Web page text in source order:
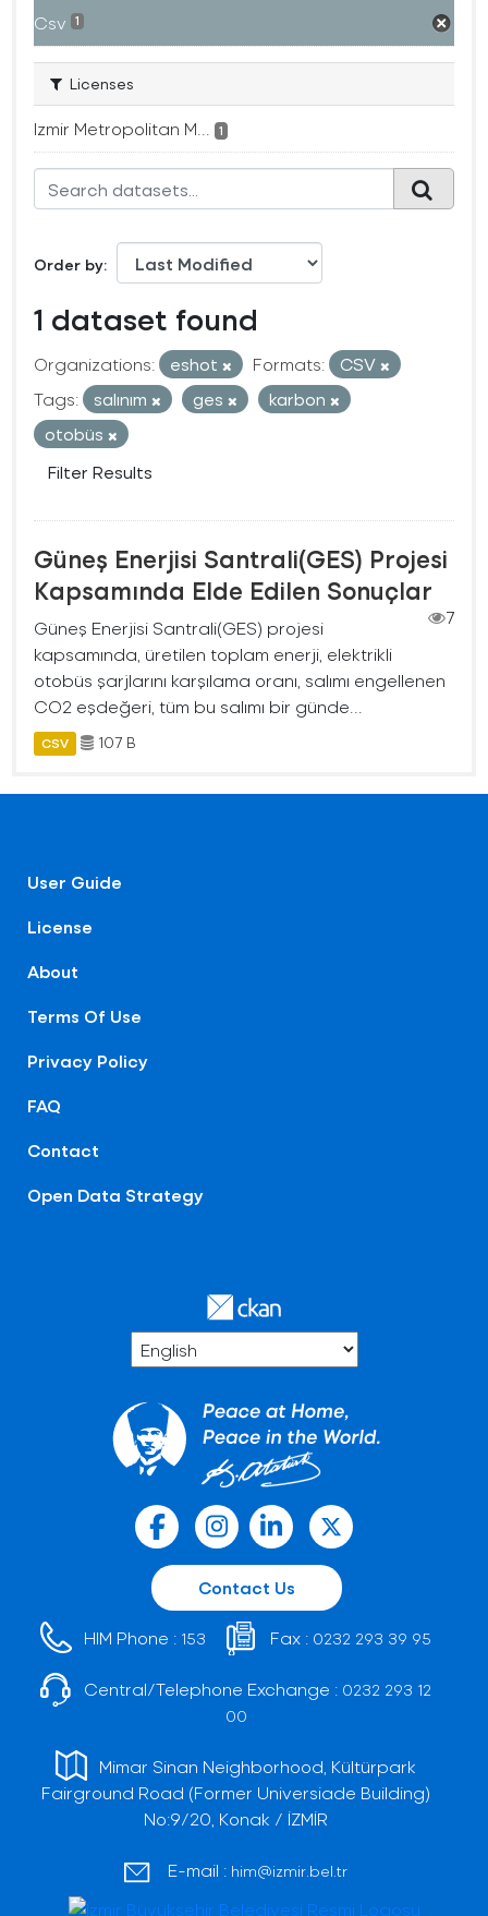
Csv 1
Licenses
Izmir Metropolitan M... 1
Order by
1 dataset found
Organizations: eshot Formats:
CSV
Tags:
salınım ges
karbon
otobüs
Filter Results
Güneş Enerjisi Santrali(GES) Projesi
Kapsamında Elde Edilen Sonuçlar
7
Güneş Enerjisi Santrali(GES) projesi
kapsamında, üretilen toplam enerji, elektrikli
otobüs şarjlarını karşılama oranı, salımı engellenen
CO2 eşdeğeri, tüm bu salımı bir günde...
CSV 107 B
User Guide
License
About
Terms Of Use
Privacy Policy
FAQ
Contact
Open Data Strategy
Contact Us
HIM Phone : 153 Fax : 0232 293 39 95
Central/Telephone Exchange : 0232 293 12
00
Mimar Sinan Neighborhood, Kültürpark
Fairground Road (Former Universiade Building)
No:9/20, Konak / İZMİR
E-mail : him@izmir.bel.tr